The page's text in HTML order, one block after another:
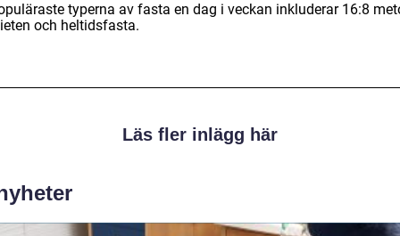
typerna av fasta en dag i veckan inkluderar 16:8
och heltidsfasta.
Läs fler inlägg här